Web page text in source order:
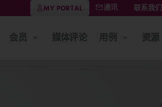
MY PORTAL 通讯 联系我们
会员 媒体评论 用例 资源